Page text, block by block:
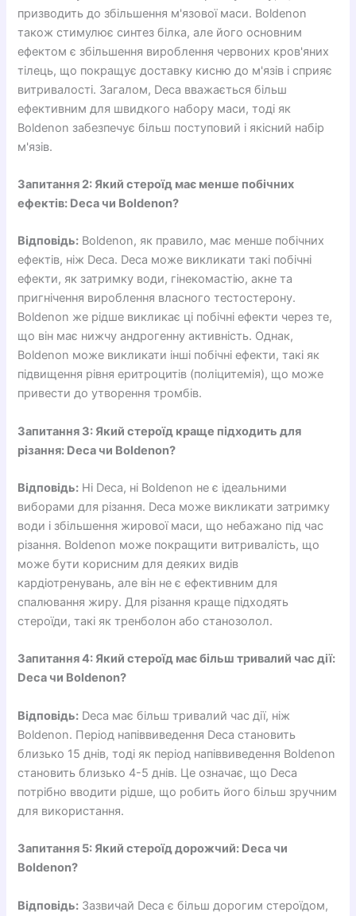
призводить до збільшення м'язової маси. Boldenon
також стимулює синтез білка, але його основним
ефектом є збільшення вироблення червоних кров'яних
тілець, що покращує доставку кисню до м'язів і сприяє
витривалості. Загалом, Deca вважається більш
ефективним для швидкого набору маси, тоді як
Boldenon забезпечує більш поступовий і якісний набір
м'язів.
Запитання 2: Який стероїд має менше побічних
ефектів: Deca чи Boldenon?
Відповідь: Boldenon, як правило, має менше побічних
ефектів, ніж Deca. Deca може викликати такі побічні
ефекти, як затримку води, гінекомастію, акне та
пригнічення вироблення власного тестостерону.
Boldenon же рідше викликає ці побічні ефекти через те,
що він має нижчу андрогенну активність. Однак,
Boldenon може викликати інші побічні ефекти, такі як
підвищення рівня еритроцитів (поліцитемія), що може
привести до утворення тромбів.
Запитання 3: Який стероїд краще підходить для
різання: Deca чи Boldenon?
Відповідь: Ні Deca, ні Boldenon не є ідеальними
виборами для різання. Deca може викликати затримку
води і збільшення жирової маси, що небажано під час
різання. Boldenon може покращити витривалість, що
може бути корисним для деяких видів
кардіотренувань, але він не є ефективним для
спалювання жиру. Для різання краще підходять
стероїди, такі як тренболон або станозолол.
Запитання 4: Який стероїд має більш тривалий час дії:
Deca чи Boldenon?
Відповідь: Deca має більш тривалий час дії, ніж
Boldenon. Період напіввиведення Deca становить
близько 15 днів, тоді як період напіввиведення Boldenon
становить близько 4-5 днів. Це означає, що Deca
потрібно вводити рідше, що робить його більш зручним
для використання.
Запитання 5: Який стероїд дорожчий: Deca чи
Boldenon?
Відповідь: Зазвичай Deca є більш дорогим стероїдом,